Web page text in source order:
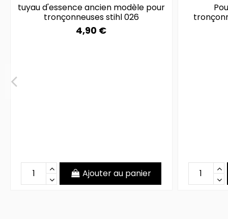
tuyau d'essence ancien modèle pour
tronçonneuses stihl 026
4,90 €
Ajouter au panier